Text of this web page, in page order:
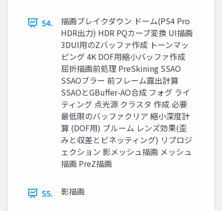
54.
描画ブレイクダウン ドーム(PS4 Pro
HDR出力) HDR PQカーブ変換 UI描画
3DUI用のZバッファ作成 トーンマッ
ピング 4K DOF用縮小バッファ作成
屈折描画前処理 PreSkining SSAO
SSAOブラー 前フレーム露出計算
SSAOとGBuffer-AO合成 フォグ ライ
ティング 点光源 クラスタ 作成 必要
最低限のバッファクリア 縮小深度計
算 (DOF用) ブルーム レンズ効果(歪
みと収差とビネッティング) リプロジ
ェクション 影メッシュ描画 メッシュ
描画 PreZ描画
55. 影描画